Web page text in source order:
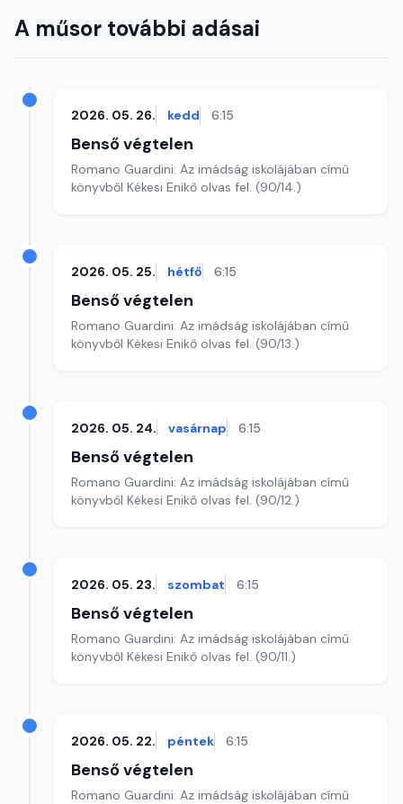
A műsor további adásai
2026. 05. 26. kedd 6:15
Benső végtelen
Romano Guardini: Az imádság iskolájában című
könyvből Kékesi Enikő olvas fel. (90/14.)
2026. 05. 25. hétfő 6:15
Benső végtelen
Romano Guardini: Az imádság iskolájában című
könyvből Kékesi Enikő olvas fel. (90/13.)
2026. 05. 24. vasárnap 6:15
Benső végtelen
Romano Guardini: Az imádság iskolájában című
könyvből Kékesi Enikő olvas fel. (90/12.)
2026. 05. 23. szombat 6:15
Benső végtelen
Romano Guardini: Az imádság iskolájában című
könyvből Kékesi Enikő olvas fel. (90/11.)
2026. 05. 22. péntek 6:15
Benső végtelen
Romano Guardini: Az imádság iskolájában című